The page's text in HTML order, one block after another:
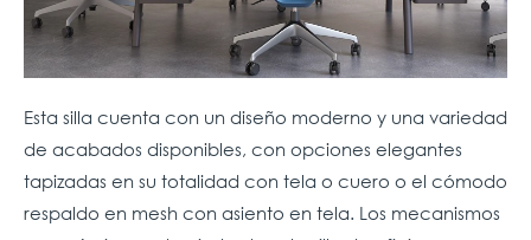
Esta silla cuenta con un diseño moderno y una variedad
de acabados disponibles, con opciones elegantes
tapizadas en su totalidad con tela o cuero o el cómodo
respaldo en mesh con asiento en tela. Los mecanismos